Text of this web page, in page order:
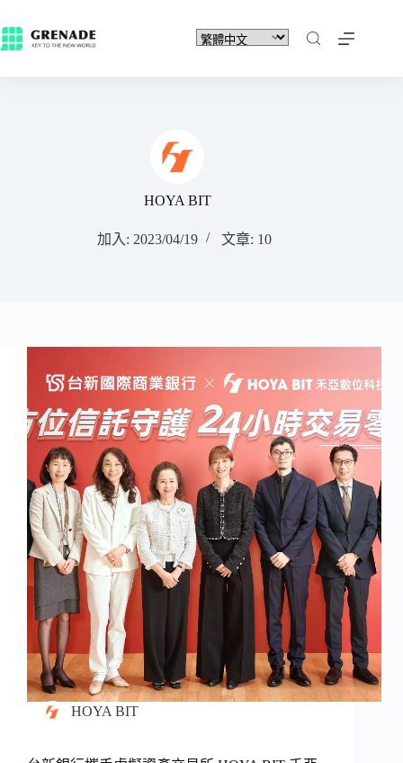
HOYA BIT
加入: 2023/04/19 文章: 10
HOYA BIT